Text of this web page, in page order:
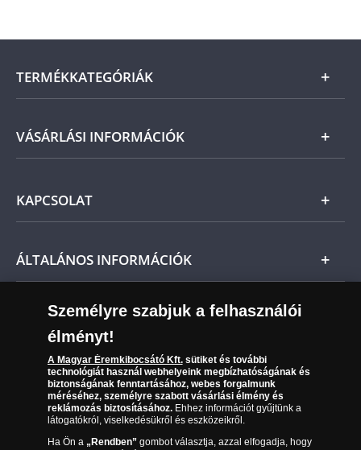
TERMÉKKATEGÓRIÁK
Arany
Magyar
VÁSÁRLÁSI INFORMÁCIÓK
Kézbesítés
Reklamáció
Visszaküldés
Elállási űrlap
KAPCSOLAT
Ügyfélszolgálat
Leiratkozás a hírlevélről
Karrier
ÁLTALÁNOS INFORMÁCIÓK
Sütik (cookies) használata
Süti (cookies)Beállítások
Társaságunkról
Az érmék és érmek ára és értéke
Gyakran ismételt kérdések
06 80 888 889
(díjmentesen hívható hétfőtől csütörtökig 9.00 és 17.00
óra között, péntekenként 9.00 és 15.00 óra között)
Személyre szabjuk a felhasználói
élményt!
A Magyar Éremkibocsátó Kft.sütiket és további
technológiát használ webhelyeink megbízhatóságának és
biztonságának fenntartásához, webes forgalmunk
méréséhez, személyre szabott vásárlási élmény és
reklámozás biztosításához.Ehhez információt gyűjtünk a
látogatókról, viselkedésükről és eszközeikről.
Ha Ön a „Rendben”gombot választja, azzal elfogadja, hogy